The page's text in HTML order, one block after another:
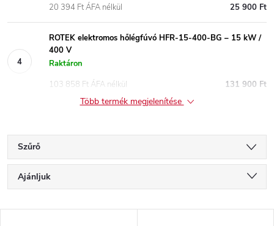
25 900 Ft
20 394 Ft ÁFA nélkül
ROTEK elektromos hőlégfúvó HFR-15-400-BG – 15 kW /
400 V
Raktáron
131 900 Ft
103 858 Ft ÁFA nélkül
Több termék megjelenítése
Szűrő
T
e
Ajánljuk